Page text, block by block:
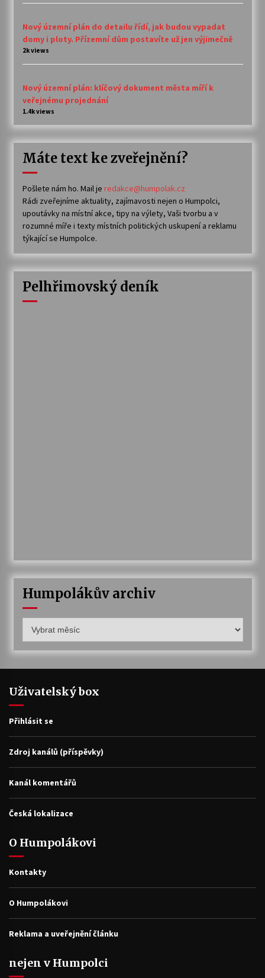
Nový územní plán do detailu řídí, jak budou vypadat
domy i ploty. Přízemní dům postavíte už jen výjimečně
2k views
Nový územní plán: klíčový dokument města míří k
veřejnému projednání
1.4k views
Máte text ke zveřejnění?
Pošlete nám ho. Mail je redakce@humpolak.cz
Rádi zveřejníme aktuality, zajímavosti nejen o Humpolci,
upoutávky na místní akce, tipy na výlety, Vaši tvorbu a v
rozumné míře i texty místních politických uskupení a reklamu
týkající se Humpolce.
Pelhřimovský deník
Humpolákův archiv
archiv
Uživatelský box
Přihlásit se
Zdroj kanálů (příspěvky)
Kanál komentářů
Česká lokalizace
O Humpolákovi
Kontakty
O Humpolákovi
Reklama a uveřejnění článku
nejen v Humpolci